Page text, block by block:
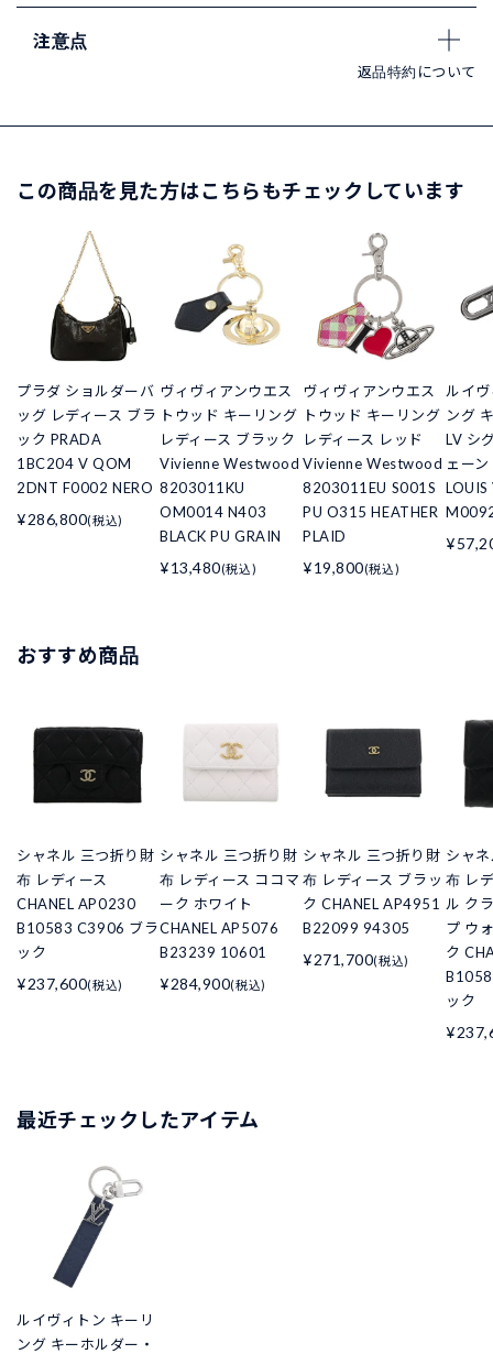
注意点
返品特約について
この商品を見た方はこちらもチェックしています
プラダ ショルダーバ
ッグ レディース ブラ
ック PRADA
1BC204 V QOM
2DNT F0002 NERO
¥286,800(税込)
ヴィヴィアンウエス
トウッド キーリング
レディース ブラック
Vivienne Westwood
8203011KU
OM0014 N403
BLACK PU GRAIN
¥13,480(税込)
ヴィヴィアンウエス
トウッド キーリング
レディース レッド
Vivienne Westwood
8203011EU S001S
PU O315 HEATHER
PLAID
¥19,800(税込)
ルイ
ング
LV シ
ェー
おすすめ商品
シャネル 三つ折り財
布 レディース
CHANEL AP0230
B10583 C3906 ブラ
ック
¥237,600(税込)
シャネル 三つ折り財
布 レディース ココマ
ーク ホワイト
CHANEL AP5076
B23239 10601
¥284,900(税込)
シャネル 三つ折り財
布 レディース ブラッ
ク CHANEL AP4951
B22099 94305
¥271,700(税込)
シャ
布 レ
ル ク
プ ウ
ク
ック
最近チェックしたアイテム
ルイヴィトン キーリ
ング キーホルダー・